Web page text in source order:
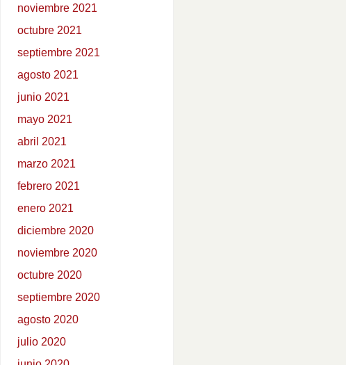
noviembre 2021
octubre 2021
septiembre 2021
agosto 2021
junio 2021
mayo 2021
abril 2021
marzo 2021
febrero 2021
enero 2021
diciembre 2020
noviembre 2020
octubre 2020
septiembre 2020
agosto 2020
julio 2020